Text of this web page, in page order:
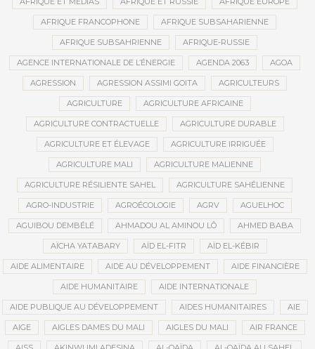
AFRIQUE FRANCOPHONE AFRIQUE SUBSAHARIENNE
AFRIQUE SUBSAHRIENNE AFRIQUE-RUSSIE
AGENCE INTERNATIONALE DE L’ÉNERGIE AGENDA 2063 AGOA
AGRESSION AGRESSION ASSIMI GOITA AGRICULTEURS
AGRICULTURE AGRICULTURE AFRICAINE
AGRICULTURE CONTRACTUELLE AGRICULTURE DURABLE
AGRICULTURE ET ÉLEVAGE AGRICULTURE IRRIGUÉE
AGRICULTURE MALI AGRICULTURE MALIENNE
AGRICULTURE RÉSILIENTE SAHEL AGRICULTURE SAHÉLIENNE
AGRO-INDUSTRIE AGROÉCOLOGIE AGRV AGUELHOC
AGUIBOU DEMBÉLÉ AHMADOU AL AMINOU LÔ AHMED BABA
AÏCHA YATABARY AÏD EL-FITR AÏD EL-KÉBIR
AIDE ALIMENTAIRE AIDE AU DÉVELOPPEMENT AIDE FINANCIÈRE
AIDE HUMANITAIRE AIDE INTERNATIONALE
AIDE PUBLIQUE AU DÉVELOPPEMENT AIDES HUMANITAIRES AIE
AIGE AIGLES DAMES DU MALI AIGLES DU MALI AIR FRANCE